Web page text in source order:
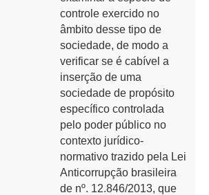
controle exercido no
âmbito desse tipo de
sociedade, de modo a
verificar se é cabível a
inserção de uma
sociedade de propósito
específico controlada
pelo poder público no
contexto jurídico-
normativo trazido pela Lei
Anticorrupção brasileira
de nº. 12.846/2013, que